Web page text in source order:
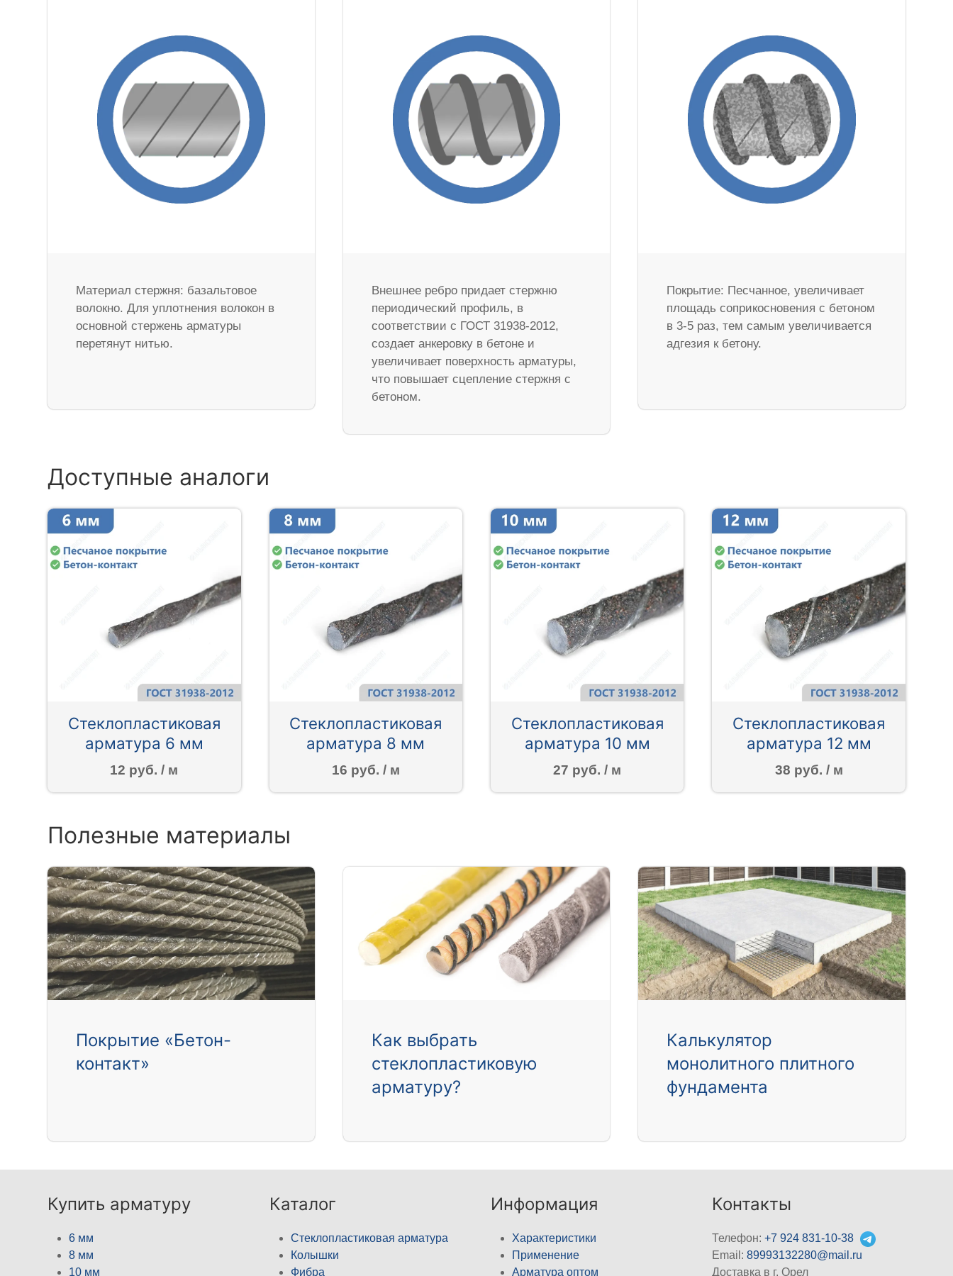
Материал стержня: базальтовое
волокно. Для уплотнения волокон в
основной стержень арматуры
перетянут нитью.
Внешнее ребро придает стержню
периодический профиль, в
соответствии с ГОСТ 31938-2012,
создает анкеровку в бетоне и
увеличивает поверхность арматуры,
что повышает сцепление стержня с
бетоном.
Покрытие: Песчанное, увеличивает
площадь соприкосновения с бетоном
в 3-5 раз, тем самым увеличивается
адгезия к бетону.
Доступные аналоги
Стеклопластиковая
арматура 6 мм
12 руб. / м
Стеклопластиковая
арматура 8 мм
16 руб. / м
Стеклопластиковая
арматура 10 мм
27 руб. / м
Стеклопластиковая
арматура 12 мм
38 руб. / м
Полезные материалы
Покрытие «Бетон-
контакт»
Как выбрать
стеклопластиковую
арматуру?
Калькулятор
монолитного плитного
фундамента
Купить арматуру
6 мм
8 мм
10 мм
Каталог
Стеклопластиковая арматура
Колышки
Фибра
Информация
Характеристики
Применение
Арматура оптом
Контакты
Телефон:+7 924 831-10-38
Email:89993132280@mail.ru
Доставка в г. Орел